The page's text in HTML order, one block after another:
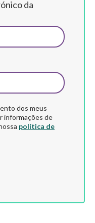
da
dos meus
informações de
política de